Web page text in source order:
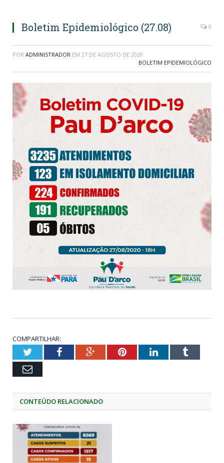
Boletim Epidemiológico (27.08) 0
POR ADMINISTRADOR EM 27 DE AGOSTO DE 2020
BOLETIM EPIDEMIOLÓGICO
COMPARTILHAR:
TwitterFacebookGoogle+PinterestLinkedInTumblr
Email
CONTEÚDO RELACIONADO